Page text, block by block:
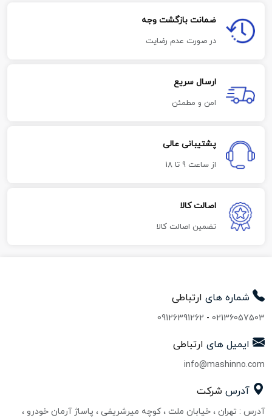
ضمانت بازگشت وجه
در صورت عدم رضایت
ارسال سریع
امن و مطمئن
پشتیبانی عالی
از ساعت 9 تا 18
اصالت کالا
تضمین اصالت کالا
شماره های ارتباطی
02136057503
-
09126391262
ایمیل های ارتباطی
info@mashinno.com
آدرس شرکت
آدرس : تهران ، خیابان ملت ، کوچه میرشریفی ، پاساژ آرمان خودرو ،